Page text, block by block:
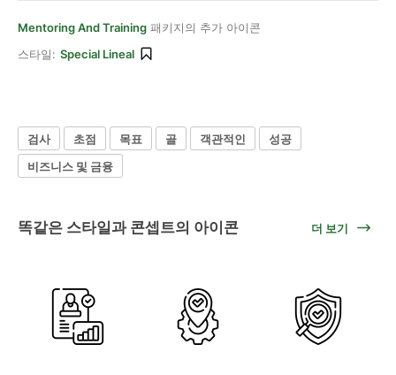
Mentoring And Training 패키지의 추가 아이콘
스타일: Special Lineal
검사 초점 목표 골 객관적인
성공
비즈니스 및 금융
똑같은 스타일과 콘셉트의 아이콘 더 보기